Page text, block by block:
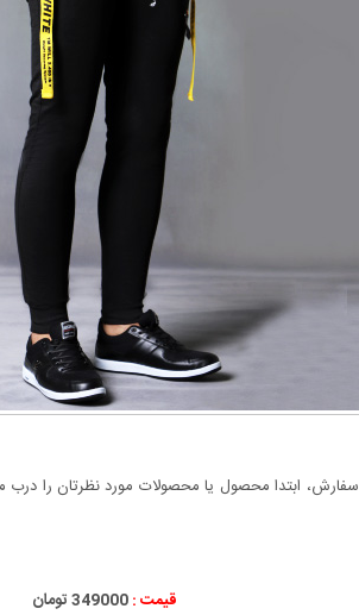
ابتدا محصول یا محصولات مورد نظرتان را درب
قیمت :349000 تومان